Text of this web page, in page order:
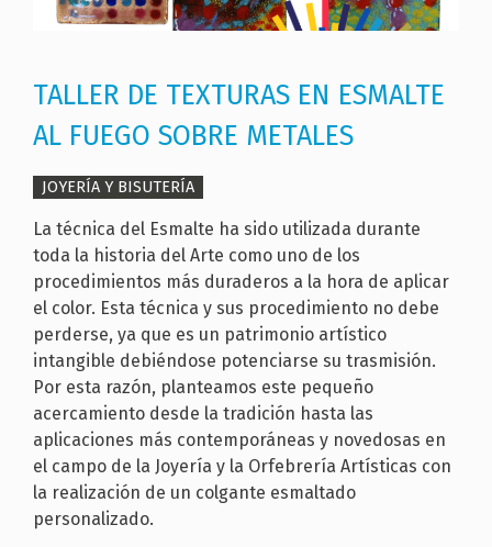
TALLER DE TEXTURAS EN ESMALTE
AL FUEGO SOBRE METALES
JOYERÍA Y BISUTERÍA
La técnica del Esmalte ha sido utilizada durante
toda la historia del Arte como uno de los
procedimientos más duraderos a la hora de aplicar
el color. Esta técnica y sus procedimiento no debe
perderse, ya que es un patrimonio artístico
intangible debiéndose potenciarse su trasmisión.
Por esta razón, planteamos este pequeño
acercamiento desde la tradición hasta las
aplicaciones más contemporáneas y novedosas en
el campo de la Joyería y la Orfebrería Artísticas con
la realización de un colgante esmaltado
personalizado.